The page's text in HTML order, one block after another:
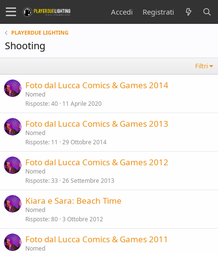
Accedi Registrati
PLAYERDUE LIGHTING
Shooting
Filtri
Foto dal Lucca Comics & Games 2014
Nomed
Risposte 40 11 Aprile 2020
Foto dal Lucca Comics & Games 2013
Nomed
Risposte 11 29 Ottobre 2014
Foto dal Lucca Comics & Games 2012
Nomed
Risposte 33 26 Settembre 2013
Kiara e Sara: Beach Time
Nomed
Risposte 80 3 Ottobre 2012
Foto dal Lucca Comics & Games 2011
Nomed